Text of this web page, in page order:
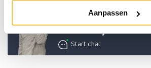
Aanpassen
Persoonlijk advies
Start chat